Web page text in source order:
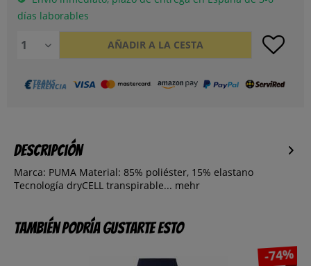
días laborables
AÑADIR A LA CESTA
Descripción
Marca: PUMA Material: 85% poliéster, 15% elastano
Tecnología dryCELL transpirable... mehr
También podría gustarte esto
-74%